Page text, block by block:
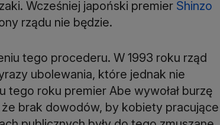
Wcześniej japoński premier Shinzo
rządu nie będzie.
tego procederu. W 1993 roku rząd
ubolewania, które jednak nie
tego roku premier Abe wywołał burzę
brak dowodów, by kobiety pracujące